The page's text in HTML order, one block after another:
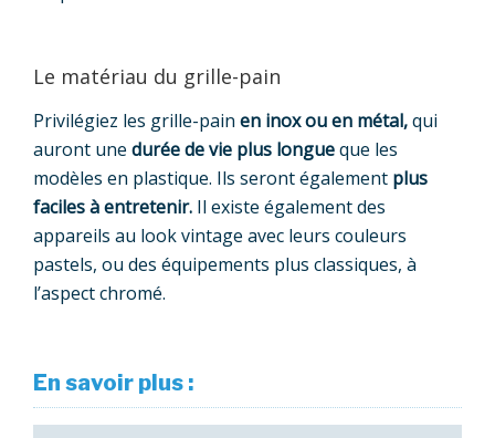
Le matériau du grille-pain
Privilégiez les grille-pain en inox ou en métal,qui
auront une durée de vie plus longueque les
modèles en plastique. Ils seront également plus
faciles à entretenir. Il existe également des
appareils au look vintage avec leurs couleurs
pastels, ou des équipements plus classiques, à
l’aspect chromé.
En savoir plus :